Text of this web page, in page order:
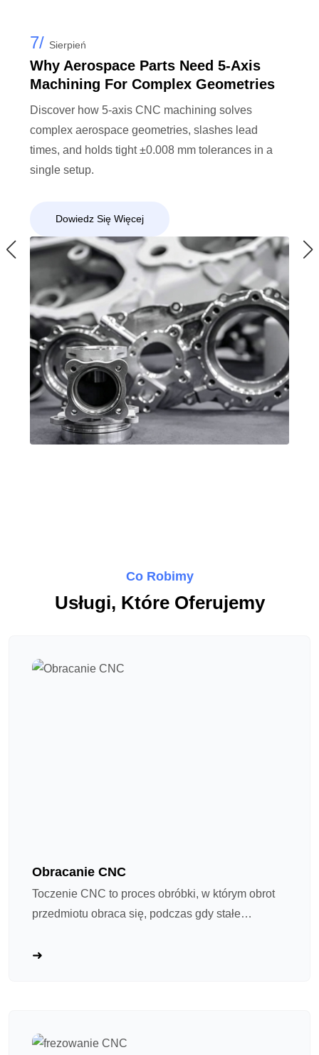
7/ Sierpień
Why Aerospace Parts Need 5-Axis
Machining For Complex Geometries
Discover how 5-axis CNC machining solves
complex aerospace geometries, slashes lead
times, and holds tight ±0.008 mm tolerances in a
single setup.
Dowiedz Się Więcej
Co Robimy
Usługi, Które Oferujemy
Obracanie CNC
Toczenie CNC to proces obróbki, w którym obrot
przedmiotu obraca się, podczas gdy stałe
o „zaawansowanej tokarki ceramicznej”:
Idealny dla wału i części obrotowych.